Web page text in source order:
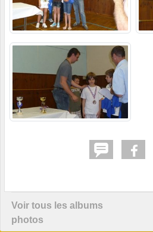
Voir tous les albums
photos